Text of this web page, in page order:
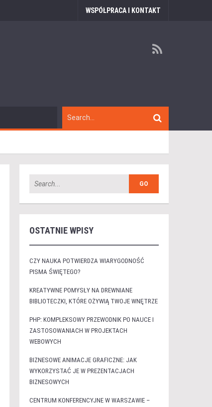
WSPÓŁPRACA I KONTAKT
OSTATNIE WPISY
CZY NAUKA POTWIERDZA WIARYGODNOŚĆ
PISMA ŚWIĘTEGO?
KREATYWNE POMYSŁY NA DREWNIANE
BIBLIOTECZKI, KTÓRE OŻYWIĄ TWOJE WNĘTRZE
PHP: KOMPLEKSOWY PRZEWODNIK PO NAUCE I
ZASTOSOWANIACH W PROJEKTACH
WEBOWYCH
BIZNESOWE ANIMACJE GRAFICZNE: JAK
WYKORZYSTAĆ JE W PREZENTACJACH
BIZNESOWYCH
CENTRUM KONFERENCYJNE W WARSZAWIE –